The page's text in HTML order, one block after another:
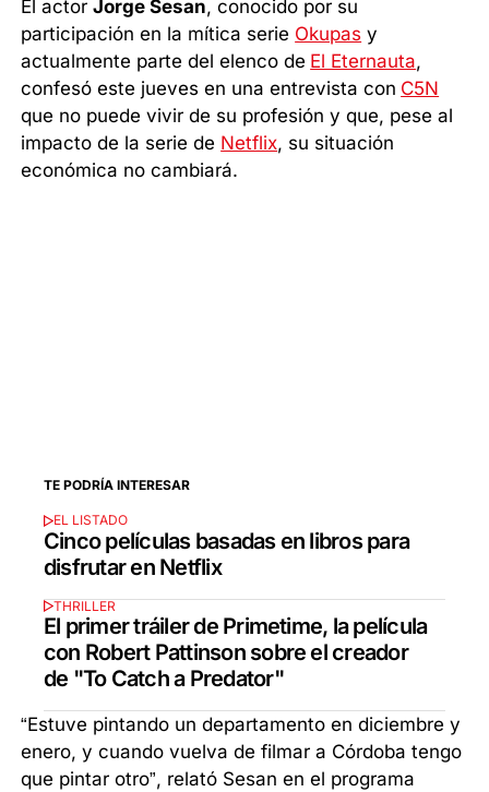
El actorJorge Sesan, conocido por su
participación en la mítica serie Okupas y
actualmente parte del elenco de El Eternauta,
confesó este jueves en una entrevista con C5N
que no puede vivir de su profesión y que, pese al
impacto de la serie de Netflix, su situación
económica no cambiará.
TE PODRÍA INTERESAR
EL LISTADO
Cinco películas basadas en libros para
disfrutar en Netflix
THRILLER
El primer tráiler de Primetime, la película
con Robert Pattinson sobre el creador
de "To Catch a Predator"
“Estuve pintando un departamento en diciembre y
enero, y cuando vuelva de filmar a Córdoba tengo
que pintar otro”, relató Sesan en el programa